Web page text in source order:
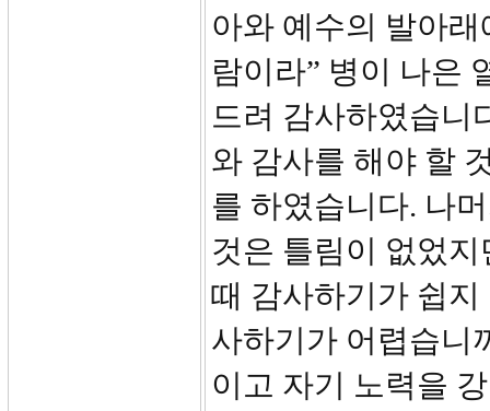
아와 예수의 발아
람이라” 병이 나은
드려 감사하였습니
와 감사를 해야 할
를 하였습니다. 나
것은 틀림이 없었
때 감사하기가 쉽
사하기가 어렵습니
이고 자기 노력을